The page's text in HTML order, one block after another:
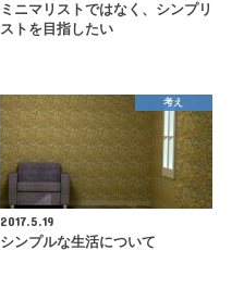
ミニマリストではなく、シンプリ
ストを目指したい
考え
2017.5.19
シンプルな生活について